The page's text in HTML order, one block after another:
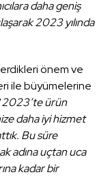
daha geniş
2023 yılında
önem ve
ile büyümelerine
2023’te ürün
daha iyi hizmet
Bu süre
adına uçtan uca
kadar bir